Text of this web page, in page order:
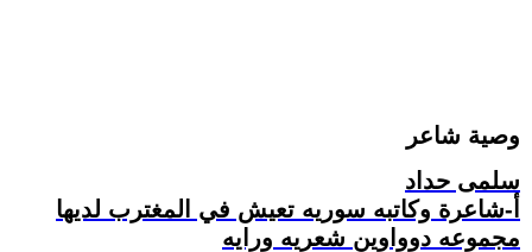
وصية شاعر
سلمى حداد
أ-شاعرة وكاتبه سوريه تعيش في المغترب لديها
مجموعه دوواوين شعريه ورايه